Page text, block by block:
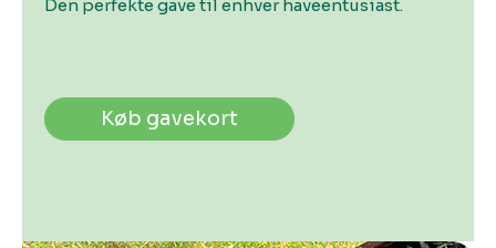
Den perfekte gave til enhver haveentusiast.
Køb gavekort